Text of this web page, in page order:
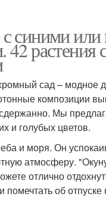
с синими
42 растения
сад – модное
композиции
Мы
и голубых цветов.
и моря. Он
атмосферу.
отлично
помечтать об